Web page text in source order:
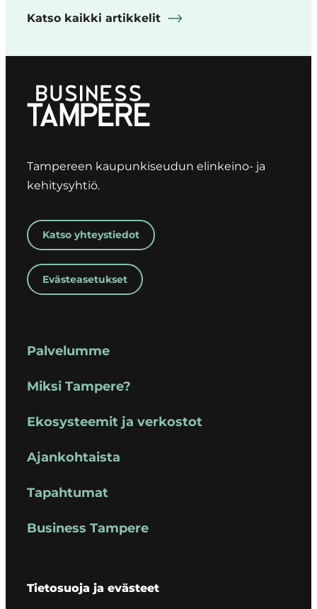
Katso kaikki artikkelit
Tampereen kaupunkiseudun elinkeino- ja
kehitysyhtiö.
Katso yhteystiedot
Evästeasetukset
Palvelumme
Miksi Tampere?
Ekosysteemit ja verkostot
Ajankohtaista
Tapahtumat
Business Tampere
Tietosuoja ja evästeet